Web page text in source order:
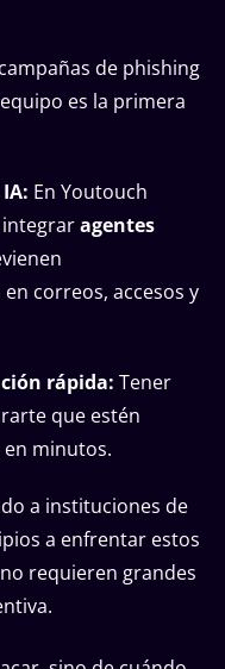
de phishing
es la primera
En Youtouch
agentes
correos, accesos y
rápida: Tener
que estén
minutos.
a instituciones de
a enfrentar estos
requieren grandes